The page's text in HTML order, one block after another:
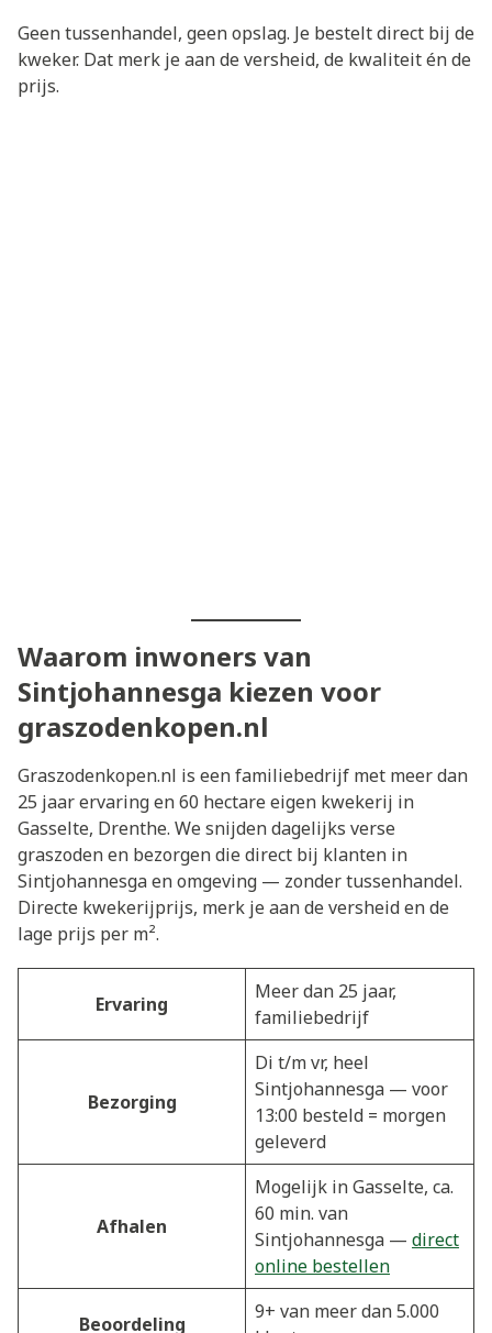
Geen tussenhandel, geen opslag. Je bestelt direct bij de
kweker. Dat merk je aan de versheid, de kwaliteit én de
prijs.
Waarom inwoners van
Sintjohannesga kiezen voor
graszodenkopen.nl
Graszodenkopen.nl is een familiebedrijf met meer dan
25 jaar ervaring en 60 hectare eigen kwekerij in
Gasselte, Drenthe. We snijden dagelijks verse
graszoden en bezorgen die direct bij klanten in
Sintjohannesga en omgeving — zonder tussenhandel.
Directe kwekerijprijs, merk je aan de versheid en de
lage prijs per m².
Ervaring
Meer dan 25 jaar,
familiebedrijf
Bezorging
Di t/m vr, heel
Sintjohannesga — voor
13:00 besteld = morgen
geleverd
Afhalen
Mogelijk in Gasselte, ca.
60 min. van
Sintjohannesga — direct
online bestellen
Beoordeling
9+ van meer dan 5.000